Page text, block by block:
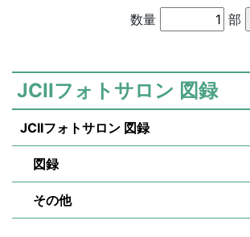
数量 部
JCIIフォトサロン 図録
JCIIフォトサロン 図録
図録
その他